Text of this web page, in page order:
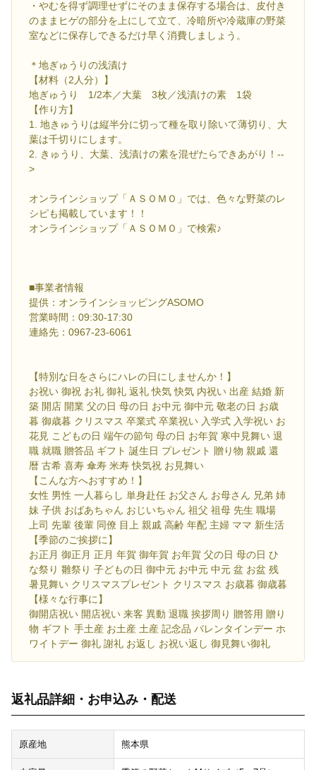
・やむを得ず調理せずにそのまま保存する場合は、皮付き
のままヒゲの部分を上にして立て、冷暗所や冷蔵庫の野菜
室などに保存しできるだけ早く消費しましょう。
＊地ぎゅうりの浅漬け
【材料（2人分）】
地ぎゅうり 1/2本／大葉 3枚／浅漬けの素 1袋
【作り方】
1. 地きゅうりは縦半分に切って種を取り除いて薄切り、大
葉は千切りにします。
2. きゅうり、大葉、浅漬けの素を混ぜたらできあがり！--
>
オンラインショップ「ＡＳＯＭＯ」では、色々な野菜のレ
シピも掲載しています！！
オンラインショップ「ＡＳＯＭＯ」で検索♪
■事業者情報
提供：オンラインショッピングASOMO
営業時間：09:30-17:30
連絡先：0967-23-6061
【特別な日をさらにハレの日にしませんか！】
お祝い 御祝 お礼 御礼 返礼 快気 快気 内祝い 出産 結婚 新
築 開店 開業 父の日 母の日 お中元 御中元 敬老の日 お歳
暮 御歳暮 クリスマス 卒業式 卒業祝い 入学式 入学祝い お
花見 こどもの日 端午の節句 母の日 お年賀 寒中見舞い 退
職 就職 贈答品 ギフト 誕生日 プレゼント 贈り物 親戚 還
暦 古希 喜寿 傘寿 米寿 快気祝 お見舞い
【こんな方へおすすめ！】
女性 男性 一人暮らし 単身赴任 お父さん お母さん 兄弟 姉
妹 子供 おばあちゃん おじいちゃん 祖父 祖母 先生 職場
上司 先輩 後輩 同僚 目上 親戚 高齢 年配 主婦 ママ 新生活
【季節のご挨拶に】
お正月 御正月 正月 年賀 御年賀 お年賀 父の日 母の日 ひ
な祭り 雛祭り 子どもの日 御中元 お中元 中元 盆 お盆 残
暑見舞い クリスマスプレゼント クリスマス お歳暮 御歳暮
【様々な行事に】
御開店祝い 開店祝い 来客 異動 退職 挨拶周り 贈答用 贈り
物 ギフト 手土産 お土産 土産 記念品 バレンタインデー ホ
ワイトデー 御礼 謝礼 お返し お祝い返し 御見舞い御礼
返礼品詳細・お申込み・配送
原産地 熊本県